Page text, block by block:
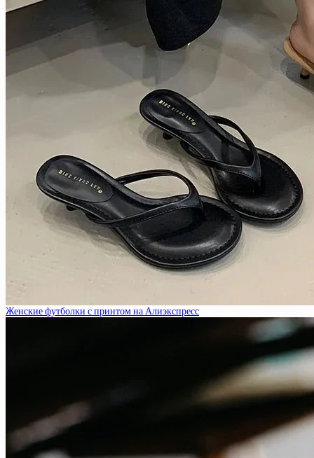
Женские футболки с принтом на Алиэкспресс